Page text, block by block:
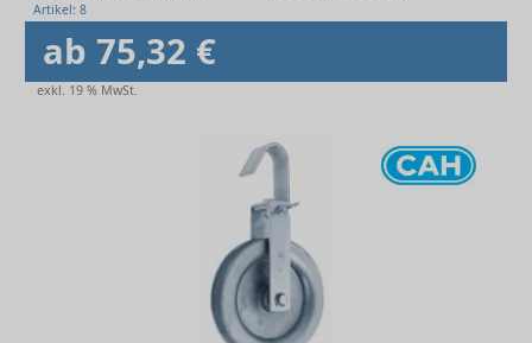
Artikel: 8
ab 75,32 €
exkl. 19 % MwSt.